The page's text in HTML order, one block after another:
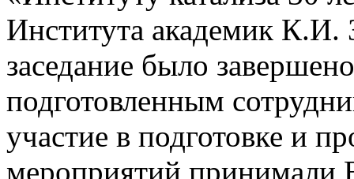
Института академик К.И.
заседание было
подготовленным
участие в подготовке и
мероприятий принимали